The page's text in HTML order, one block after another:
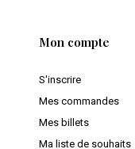
Mon compte
S'inscrire
Mes commandes
Mes billets
Ma liste de souhaits